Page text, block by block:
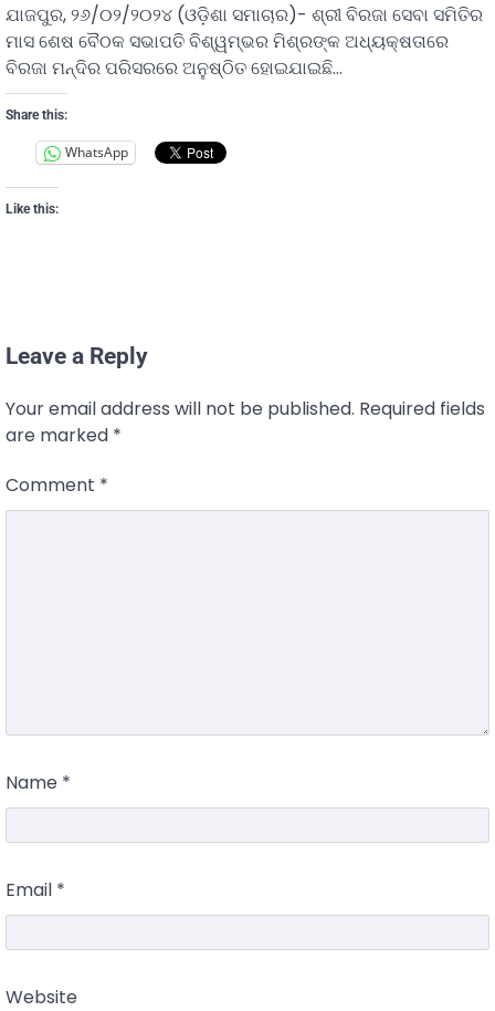
ଯାଜପୁର, ୨୬/୦୨/୨୦୨୪ (ଓଡ଼ିଶା ସମାଚାର)- ଶ୍ରୀ ବିରଜା ସେବା ସମିତିର
ମାସ ଶେଷ ବୈଠକ ସଭାପତି ବିଶ୍ୱମ୍ଭର ମିଶ୍ରଙ୍କ ଅଧ୍ୟକ୍ଷତାରେ
ବିରଜା ମନ୍ଦିର ପରିସରରେ ଅନୁଷ୍ଠିତ ହୋଇଯାଇଛି…
Share this:
WhatsApp
Like this:
Leave a Reply
Your email address will not be published. Required fields
are marked *
Comment *
Name *
Email *
Website